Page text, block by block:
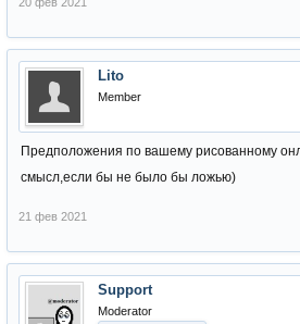
Lito
Member
Предположения по вашему рисованному
смысл,если бы не было бы ложью)
21 фев 2021
Support
Moderator